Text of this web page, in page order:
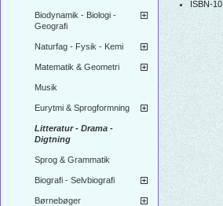
Biodynamik - Biologi -
Geografi
Naturfag - Fysik - Kemi
Matematik & Geometri
Musik
Eurytmi & Sprogformning
Litteratur - Drama -
Digtning
Sprog & Grammatik
Biografi - Selvbiografi
Børnebøger
ISBN-10